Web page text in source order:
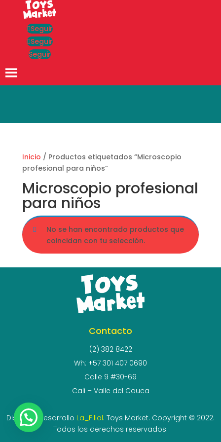
Seguir
Seguir
Seguir
Inicio / Productos etiquetados “Microscopio
profesional para niños”
Microscopio profesional
para niños
No se han encontrado productos que
coincidan con tu selección.
Contacto
(2) 382 8422
Wh: +57 301 407 0690
Calle 9 #30-69
Cali – Valle del Cauca
Diseño y desarrollo La_Filial. Toys Market. Copyright © 2022.
Todos los derechos reservados.